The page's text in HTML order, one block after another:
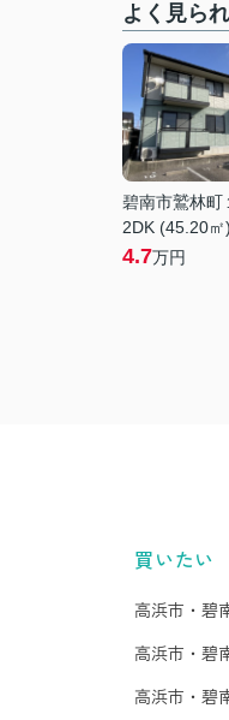
よく見ら
碧南市鷲林町
2DK (45.20㎡)
4.7万円
買いたい
高浜市・碧
高浜市・碧
高浜市・碧